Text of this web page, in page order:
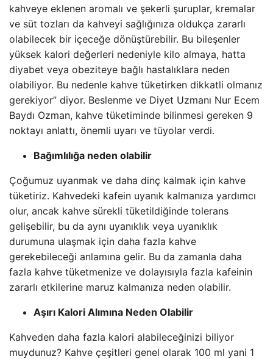
kahveye eklenen aromalı ve şekerli şuruplar, kremalar
ve süt tozları da kahveyi sağlığınıza oldukça zararlı
olabilecek bir içeceğe dönüştürebilir. Bu bileşenler
yüksek kalori değerleri nedeniyle kilo almaya, hatta
diyabet veya obeziteye bağlı hastalıklara neden
olabiliyor. Bu nedenle kahve tüketirken dikkatli olmanız
gerekiyor” diyor. Beslenme ve Diyet Uzmanı Nur Ecem
Baydı Ozman, kahve tüketiminde bilinmesi gereken 9
noktayı anlattı, önemli uyarı ve tüyolar verdi.
Bağımlılığa neden olabilir
Çoğumuz uyanmak ve daha dinç kalmak için kahve
tüketiriz. Kahvedeki kafein uyanık kalmanıza yardımcı
olur, ancak kahve sürekli tüketildiğinde tolerans
gelişebilir, bu da aynı uyanıklık veya uyanıklık
durumuna ulaşmak için daha fazla kahve
gerekebileceği anlamına gelir. Bu da zamanla daha
fazla kahve tüketmenize ve dolayısıyla fazla kafeinin
zararlı etkilerine maruz kalmanıza neden olabilir.
Aşırı Kalori Alımına Neden Olabilir
Kahveden daha fazla kalori alabileceğinizi biliyor
muydunuz? Kahve çeşitleri genel olarak 100 ml yani 1